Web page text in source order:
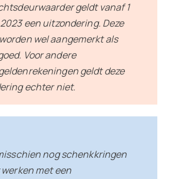
geldt vanaf 1
een uitzondering. Deze
wel aangemerkt als
Voor andere
geldt deze
echter niet.
nog schenkkringen
met een